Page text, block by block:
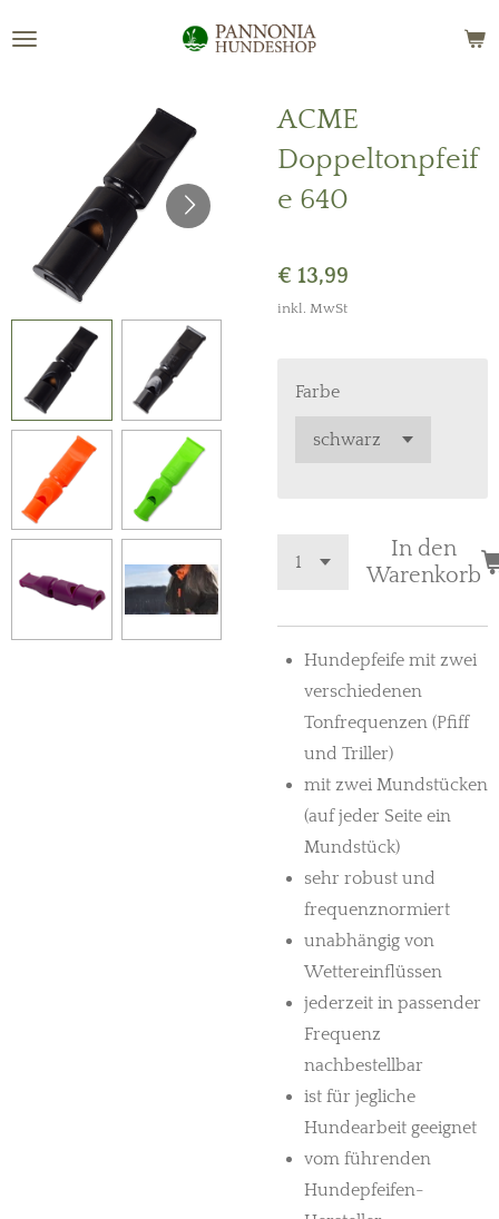
ACME
Doppeltonpfeif
e 640
€ 13,99
inkl. MwSt
Farbe
In den
Warenkorb
Hundepfeife mit zwei
verschiedenen
Tonfrequenzen (Pfiff
und Triller)
mit zwei Mundstücken
(auf jeder Seite ein
Mundstück)
sehr robust und
frequenznormiert
unabhängig von
Wettereinflüssen
jederzeit in passender
Frequenz
nachbestellbar
ist für jegliche
Hundearbeit geeignet
vom führenden
Hundepfeifen-